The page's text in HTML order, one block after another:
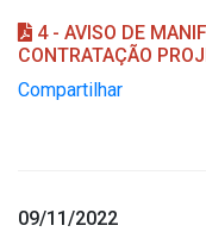
4 - AVISO DE
CONTRATAÇÃO
Compartilhar
09/11/2022